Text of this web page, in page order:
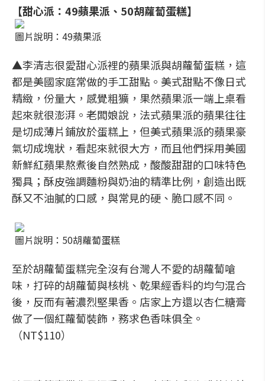
【甜心派：49蘋果派、50胡蘿蔔蛋糕】
圖片說明：49蘋果派
▲李清志很愛甜心派裡的蘋果派與胡蘿蔔蛋糕，這
都是美國家庭常做的手工甜點。美式甜點不像日式
精緻，份量大，感覺粗獷，果然蘋果派一端上桌看
起來就很澎湃。老闆娘說，法式蘋果派的蘋果往往
是切成薄片鋪放於蛋糕上，但美式蘋果派的蘋果豪
氣切成塊狀，看起來就很大方，而且他們採用美國
新鮮紅蘋果熬煮後自然熟成，酸酸甜甜的口味特色
獨具；酥皮強調麵粉與奶油的精準比例，創造出既
酥又不油膩的口感，與常見的硬、脆口感不同。
圖片說明：50胡蘿蔔蛋糕
至於胡蘿蔔蛋糕完全沒有台灣人不愛的胡蘿蔔嗆
味，打碎的胡蘿蔔與核桃、乾果經香料的均勻混合
後，反而有著濃烈堅果香。店家上方還以杏仁糖膏
做了一個紅蘿蔔裝飾，務求色香味俱全。
（NT$110）